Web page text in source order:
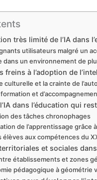
très limité de l’IA dans
utilisateurs malgré un
dans un environnement de
freins à l’adoption de
culturelle et la crainte de
et
dans l’éducation qui
des tâches chronophages
de l’apprentissage grâce
élèves aux compétences du
et sociales dans
établissements et zones
pédagogique à géométrie